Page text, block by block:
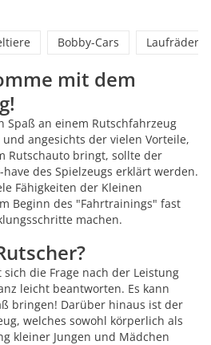
Bobby-Cars Laufräder
mit dem
Spaß an einem Rutschfahrzeug
angesichts der vielen Vorteile,
Rutschauto bringt, sollte der
des Spielzeugs erklärt werden.
Fähigkeiten der Kleinen
Beginn des "Fahrtrainings" fast
machen.
die Frage nach der Leistung
leicht beantworten. Es kann
bringen! Darüber hinaus ist der
welches sowohl körperlich als
kleiner Jungen und Mädchen